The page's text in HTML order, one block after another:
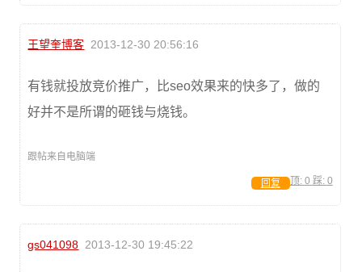
王望奎博客 2013-12-30 20:56:16
有钱就投放竞价推广，比seo效果来的快多了，做的
好并不是所谓的砸钱与烧钱。
跟帖来自电脑端
顶: 0 踩: 0
回复
gs041098 2013-12-30 19:45:22